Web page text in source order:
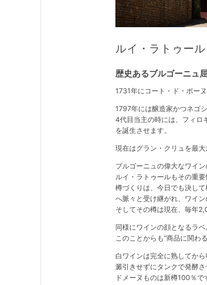
ルイ・ラトゥー
歴史あるブルゴーニュ
1731年にコート・ド・ボー
1797年には醸造家かつネゴ
4代目当主の時には、フィロ
を誕生させます。
現在はグラン・クリュを最
ブルゴーニュの偉大なワイ
ルイ・ラトゥールもその重
樽づくりは、今日でも決し
へ脈々と受け継がれ、ワイ
そしてその樽は現在、毎年
同様にワインの顔となるラ
このことからも“商品に関わ
白ワインは完全に熟してか
澱引きせずにタンクで発酵
ドメーヌものは新樽100％で